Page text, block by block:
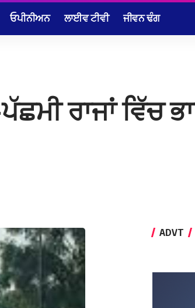
ਓਪੀਨੀਅਨ ਲਾਈਵ ਟੀਵੀ ਜੀਵਨ ਢੰਗ
ਰਾਜਾਂ ਵਿੱਚ
ADVT